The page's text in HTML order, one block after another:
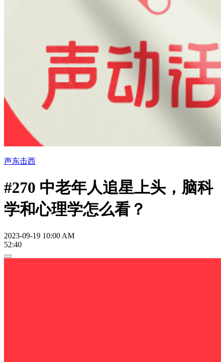
声东击西
#270 中老年人追星上头，脑科
学和心理学怎么看？
2023-09-19 10:00 AM
52:40